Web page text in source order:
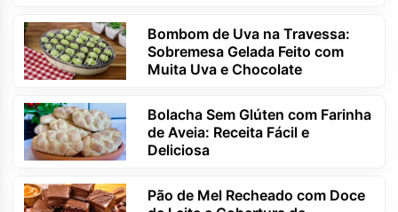
Bombom de Uva na Travessa:
Sobremesa Gelada Feito com
Muita Uva e Chocolate
Bolacha Sem Glúten com Farinha
de Aveia: Receita Fácil e
Deliciosa
Pão de Mel Recheado com Doce